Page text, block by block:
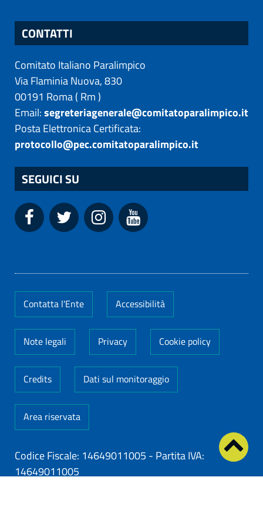
CONTATTI
Comitato Italiano Paralimpico
Via Flaminia Nuova, 830
00191 Roma( Rm)
Email:segreteriagenerale@comitatoparalimpico.it
Posta Elettronica Certificata:
protocollo@pec.comitatoparalimpico.it
SEGUICI SU
Contatta l'Ente Accessibilità
Note legali Privacy Cookie policy
Credits Dati sul monitoraggio
Area riservata
Codice Fiscale: 14649011005 - Partita IVA:
14649011005